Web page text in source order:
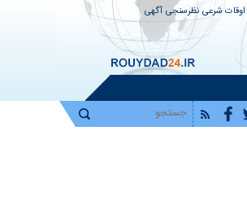
اوقات شرعی نظرسنجی آگهی